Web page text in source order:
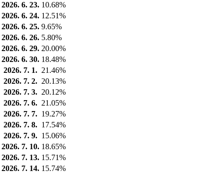
2026. 6. 23. 10.68%
2026. 6. 24. 12.51%
2026. 6. 25. 9.65%
2026. 6. 26. 5.80%
2026. 6. 29. 20.00%
2026. 6. 30. 18.48%
2026. 7. 1. 21.46%
2026. 7. 2. 20.13%
2026. 7. 3. 20.12%
2026. 7. 6. 21.05%
2026. 7. 7. 19.27%
2026. 7. 8. 17.54%
2026. 7. 9. 15.06%
2026. 7. 10. 18.65%
2026. 7. 13. 15.71%
2026. 7. 14. 15.74%